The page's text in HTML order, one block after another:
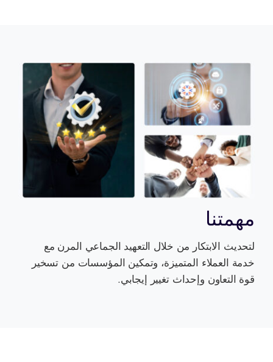
مهمتنا
لتحديث الابتكار من خلال التعهيد الجماعي المرن مع
خدمة العملاء المتميزة، وتمكين المؤسسات من تسخير
قوة التعاون وإحداث تغيير إيجابي.